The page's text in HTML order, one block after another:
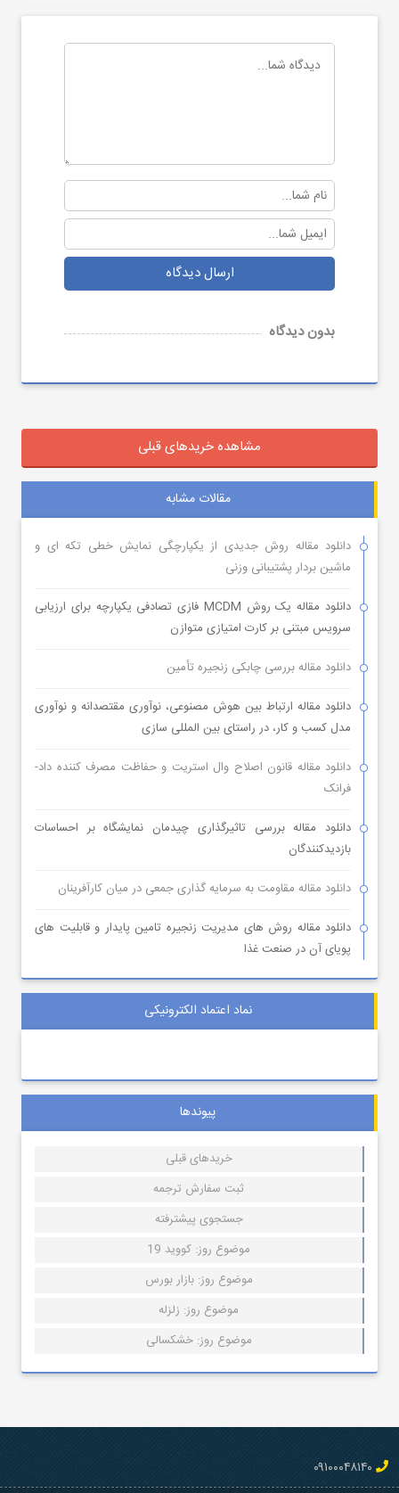
ارسال دیدگاه
بدون دیدگاه
مشاهده خریدهای قبلی
مقالات مشابه
دانلود مقاله روش جدیدی از یکپارچگی نمایش خطی تکه ای و
ماشین بردار پشتیبانی وزنی
دانلود مقاله یک روش MCDM فازی تصادفی یکپارچه برای ارزیابی
سرویس مبتنی بر کارت امتیازی متوازن
دانلود مقاله بررسی چابکی زنجیره تأمین
دانلود مقاله ارتباط بین هوش مصنوعی، نوآوری مقتصدانه و نوآوری
مدل کسب و کار، در راستای بین المللی سازی
دانلود مقاله قانون اصلاح وال استریت و حفاظت مصرف کننده داد-
فرانک
دانلود مقاله بررسی تاثیرگذاری چیدمان نمایشگاه بر احساسات
بازدیدکنندگان
دانلود مقاله مقاومت به سرمایه گذاری جمعی در میان کارآفرینان
دانلود مقاله روش های مدیریت زنجیره تامین پایدار و قابلیت های
پویای آن در صنعت غذا
نماد اعتماد الکترونیکی
پیوندها
خریدهای قبلی
ثبت سفارش ترجمه
جستجوی پیشترفته
موضوع روز: کووید 19
موضوع روز: بازار بورس
موضوع روز: زلزله
موضوع روز: خشکسالی